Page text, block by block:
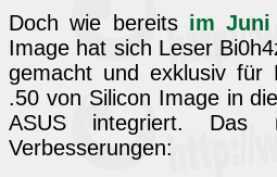
Doch wie bereits im Juni
Image hat sich Leser
gemacht und exklusiv für
.50 von Silicon Image in
ASUS integriert. Das
Verbesserungen: